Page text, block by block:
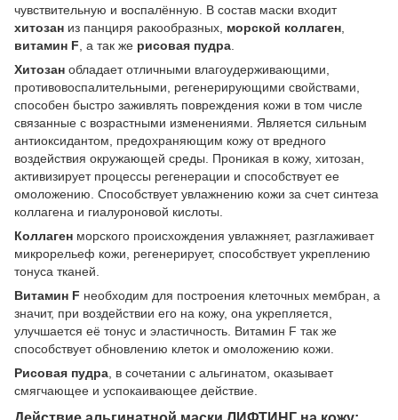
чувствительную и воспалённую. В состав маски входит
хитозан из панциря ракообразных, морской коллаген
витамин F , а так же рисовая пудра
Хитозан обладает отличными влагоудерживающими,
противовоспалительными, регенерирующими свойствами,
способен быстро заживлять повреждения кожи в том числе
связанные с возрастными изменениями. Является сильным
антиоксидантом, предохраняющим кожу от вредного
воздействия окружающей среды. Проникая в кожу, хитозан,
активизирует процессы регенерации и способствует ее
омоложению. Способствует увлажнению кожи за счет синтеза
коллагена и гиалуроновой кислоты.
Коллаген морского происхождения увлажняет, разглаживает
микрорельеф кожи, регенерирует, способствует укреплению
тонуса тканей.
Витамин F необходим для построения клеточных мембран, а
значит, при воздействии его на кожу, она укрепляется,
улучшается её тонус и эластичность. Витамин F так же
способствует обновлению клеток и омоложению кожи.
Рисовая пудра , в сочетании с альгинатом, оказывает
смягчающее и успокаивающее действие.